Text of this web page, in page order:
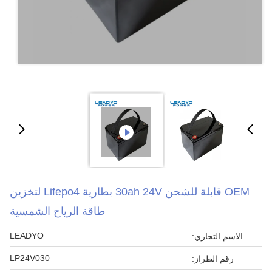
OEM قابلة للشحن 30ah 24V بطارية Lifepo4 لتخزين
طاقة الرياح الشمسية
الاسم التجاري: LEADYO
رقم الطراز: LP24V030